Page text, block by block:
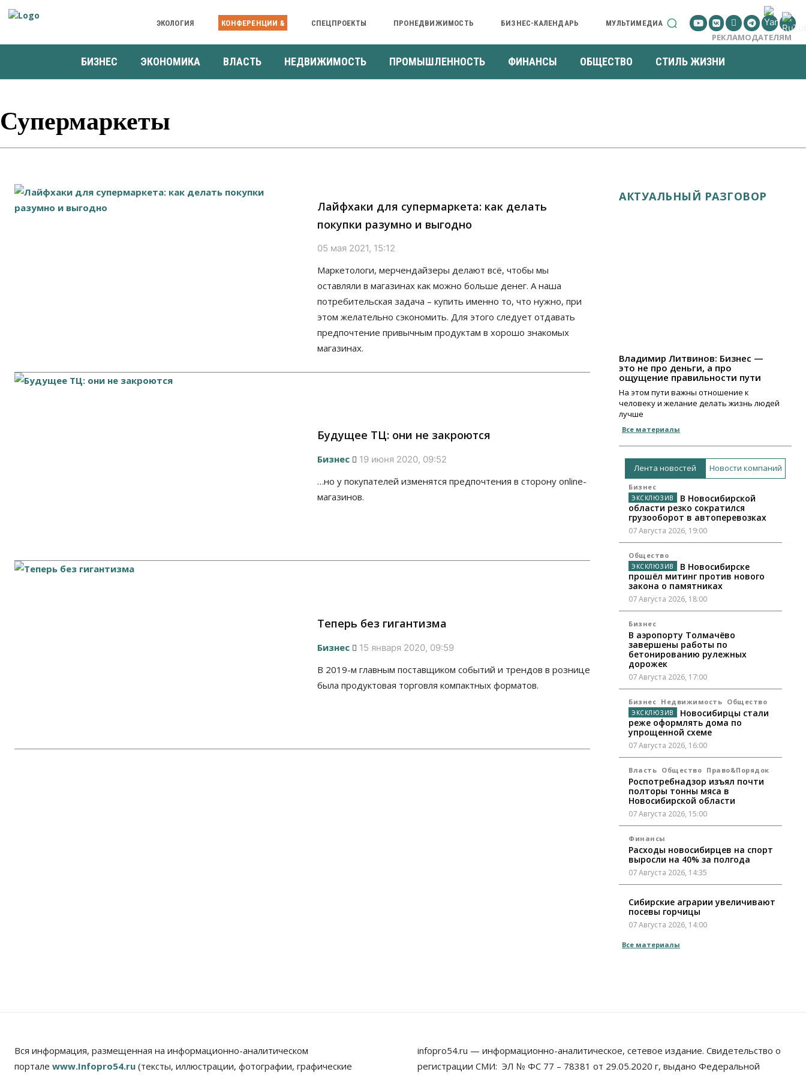
ЭКОЛОГИЯ КОНФЕРЕНЦИИ & СПЕЦПРОЕКТЫ ПРОНЕДВИЖИМОСТЬ БИЗНЕС-КАЛЕНДАРЬ МУЛЬТИМЕДИА
РЕКЛАМОДАТЕЛЯМ
БИЗНЕС ЭКОНОМИКА ВЛАСТЬ НЕДВИЖИМОСТЬ ПРОМЫШЛЕННОСТЬ ФИНАНСЫ ОБЩЕСТВО СТИЛЬ ЖИЗНИ
Супермаркеты
Лайфхаки для супермаркета: как делать
покупки разумно и выгодно
05 мая 2021, 15:12
Маркетологи, мерчендайзеры делают всё, чтобы мы
оставляли в магазинах как можно больше денег. А наша
потребительская задача – купить именно то, что нужно, при
этом желательно сэкономить. Для этого следует отдавать
предпочтение привычным продуктам в хорошо знакомых
магазинах.
Будущее ТЦ: они не закроются
Бизнес 19 июня 2020, 09:52
…но у покупателей изменятся предпочтения в сторону online-
магазинов.
Теперь без гигантизма
Бизнес 15 января 2020, 09:59
В 2019-м главным поставщиком событий и трендов в рознице
была продуктовая торговля компактных форматов.
АКТУАЛЬНЫЙ РАЗГОВОР
Владимир Литвинов: Бизнес —
это не про деньги, а про
ощущение правильности пути
На этом пути важны отношение к
человеку и желание делать жизнь людей
лучше
Все материалы
Лента новостей Новости компаний
Бизнес
В Новосибирской
области резко сократился
грузооборот в автоперевозках
07 Августа 2026, 19:00
Общество
В Новосибирске
прошёл митинг против нового
закона о памятниках
07 Августа 2026, 18:00
Бизнес
В аэропорту Толмачёво
завершены работы по
бетонированию рулежных
дорожек
07 Августа 2026, 17:00
Бизнес Недвижимость Общество
Новосибирцы стали
реже оформлять дома по
упрощенной схеме
07 Августа 2026, 16:00
Власть Общество Право&Порядок
Роспотребнадзор изъял почти
полторы тонны мяса в
Новосибирской области
07 Августа 2026, 15:00
Финансы
Расходы новосибирцев на спорт
выросли на 40% за полгода
07 Августа 2026, 14:35
Сибирские аграрии увеличивают
посевы горчицы
07 Августа 2026, 14:00
Власть
«поставили машины на прикол»
07 Августа 2026, 13:00
Все материалы
Вся информация, размещенная на информационно-аналитическом
портале www.Infopro54.ru (тексты, иллюстрации, фотографии, графические
infopro54.ru — информационно-аналитическое, сетевое издание. Свидетельство о
регистрации СМИ: ЭЛ № ФС 77 – 78381 от 29.05.2020 г, выдано Федеральной